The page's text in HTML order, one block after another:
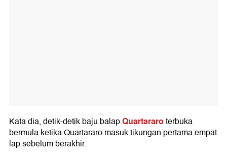
Kata dia, detik-detik baju balapQuartararoterbuka
bermula ketika Quartararo masuk tikungan pertama empat
lap sebelum berakhir.